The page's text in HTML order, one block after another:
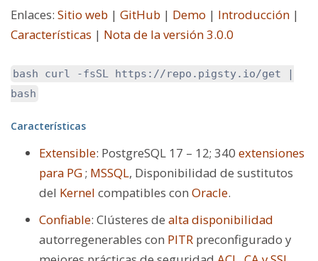
Enlaces: Sitio web | GitHub | Demo | Introducción |
Características | Nota de la versión 3.0.0
bash curl -fsSL https://repo.pigsty.io/get |
bash
Características
Extensible: PostgreSQL 17 – 12; 340 extensiones
para PG; MSSQL, Disponibilidad de sustitutos
del Kernel compatibles con Oracle.
Confiable: Clústeres de alta disponibilidad
autorregenerables con PITR preconfigurado y